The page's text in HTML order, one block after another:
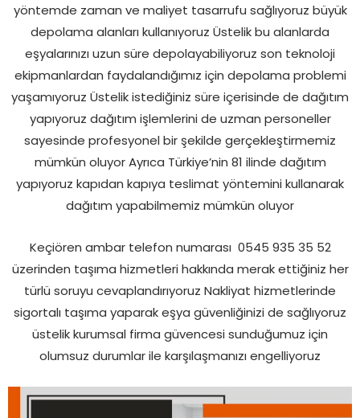
yöntemde zaman ve maliyet tasarrufu sağlıyoruz büyük
depolama alanları kullanıyoruz Üstelik bu alanlarda
eşyalarınızı uzun süre depolayabiliyoruz son teknoloji
ekipmanlardan faydalandığımız için depolama problemi
yaşamıyoruz Üstelik istediğiniz süre içerisinde de dağıtım
yapıyoruz dağıtım işlemlerini de uzman personeller
sayesinde profesyonel bir şekilde gerçekleştirmemiz
mümkün oluyor Ayrıca Türkiye’nin 81 ilinde dağıtım
yapıyoruz kapıdan kapıya teslimat yöntemini kullanarak
dağıtım yapabilmemiz mümkün oluyor
Keçiören ambar telefon numarası 0545 935 35 52
üzerinden taşıma hizmetleri hakkında merak ettiğiniz her
türlü soruyu cevaplandırıyoruz Nakliyat hizmetlerinde
sigortalı taşıma yaparak eşya güvenliğinizi de sağlıyoruz
üstelik kurumsal firma güvencesi sunduğumuz için
olumsuz durumlar ile karşılaşmanızı engelliyoruz